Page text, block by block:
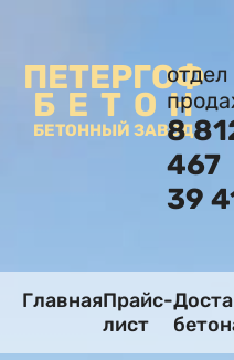
ПЕТЕРГОФ
БЕТОН
БЕТОННЫЙ ЗАВОД
отдел
8
467
39
ГлавнаяПрайс-
лист